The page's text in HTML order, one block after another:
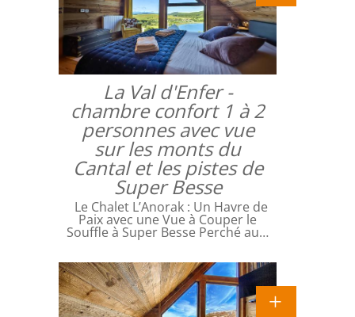
La Val d'Enfer -
chambre confort 1 à 2
personnes avec vue
sur les monts du
Cantal et les pistes de
Super Besse
Le Chalet L’Anorak : Un Havre de
Paix avec une Vue à Couper le
Souffle à Super Besse Perché au…